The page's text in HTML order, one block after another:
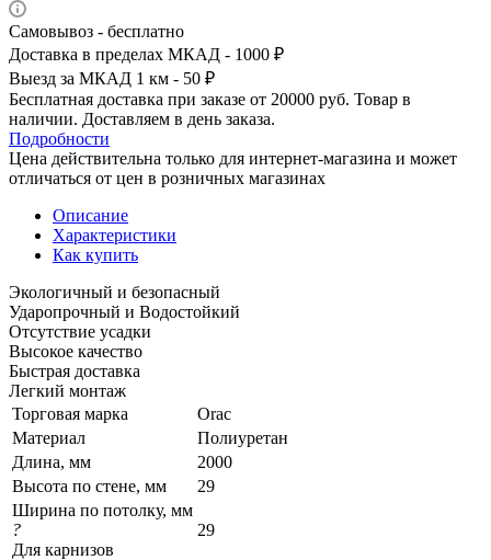
Самовывоз - бесплатно
Доставка в пределах МКАД - 1000 ₽
Выезд за МКАД 1 км - 50 ₽
Бесплатная доставка при заказе от 20000 руб. Товар в
наличии. Доставляем в день заказа.
Подробности
Цена действительна только для интернет-магазина и может
отличаться от цен в розничных магазинах
Описание
Характеристики
Как купить
Экологичный и безопасный
Ударопрочный и Водостойкий
Отсутствие усадки
Высокое качество
Быстрая доставка
Легкий монтаж
Торговая марка
Orac
Материал
Полиуретан
Длина, мм
2000
Высота по стене, мм
29
Ширина по потолку, мм
?
Для карнизов
29